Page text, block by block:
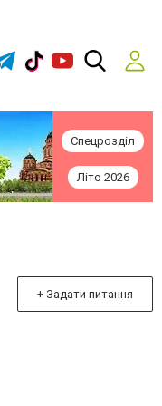
Спецрозділ
Літо 2026
+ Задати питання